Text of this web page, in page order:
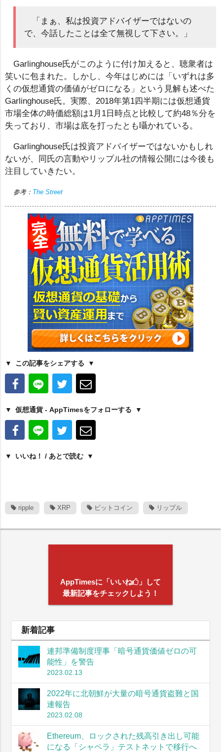
「まぁ、私は投資アドバイザーではないの
で、今話したことは全て無視して下さい。」
Garlinghouse氏がこのように付け加えると、聴衆者は
笑いに包まれた。しかし、今年はじめには「いずれは多
くの仮想通貨の価値がゼロになる」という見解も述べた
Garlinghouse氏。実際、2018年第1四半期には仮想通貨
市場全体の時価総額は1月1日時点と比較して約48％分を
失っており、市場は底を打ったとも囁かれている。
Garlinghouse氏は投資アドバイザーではないかもしれ
ないが、同氏の言動やリップル社の情報公開には今後も
注目していきたい。
参考： The Street
この記事をシェアする
仮想通貨 - AppTimesをフォローする
いいね！ / あとで読む
ripple XRP ビットコイン リップル
AppTimesに「いいね
」して
最新記事をチェックしよう！
新着記事
連邦準備制度理事「暗号通貨価値ゼロの可
能性」を警告
2023.02.13
2022年に北朝鮮が大量の暗号通貨盗難と国
連報告
2023.02.08
Ethereum、ロックされた残高引き出し可能
になる「シャペラ」テストネットで移行へ